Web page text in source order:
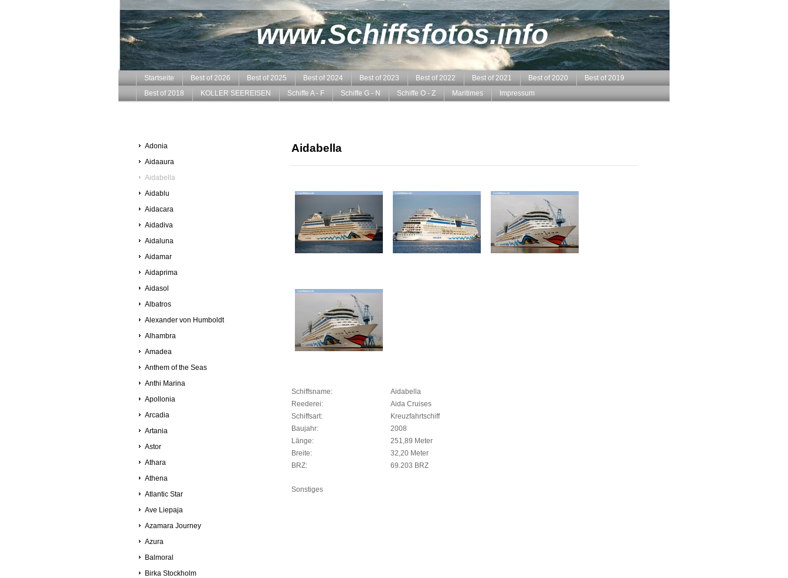
www.Schiffsfotos.info
Startseite Best of 2026 Best of 2025 Best of 2024 Best of 2023 Best of 2022 Best of 2021 Best of 2020
Best of 2019
Best of 2018
KOLLER SEEREISEN Schiffe A - F Schiffe G - N Schiffe O - Z Maritimes Impressum
Adonia
Aidaaura
Aidabella
Aidablu
Aidacara
Aidadiva
Aidaluna
Aidamar
Aidaprima
Aidasol
Albatros
Alexander von Humboldt
Alhambra
Amadea
Anthem of the Seas
Anthi Marina
Apollonia
Arcadia
Artania
Astor
Athara
Athena
Atlantic Star
Ave Liepaja
Azamara Journey
Azura
Balmoral
Birka Stockholm
Aidabella
Schiffsname:
Aidabella
Reederei:
Aida Cruises
Schiffsart:
Kreuzfahrtschiff
Baujahr:
2008
Länge:
251,89 Meter
Breite:
32,20 Meter
BRZ:
69.203 BRZ
Sonstiges